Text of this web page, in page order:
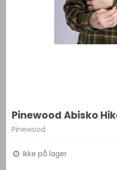
Pinewood Abisko
Pinewood
Ikke på lager